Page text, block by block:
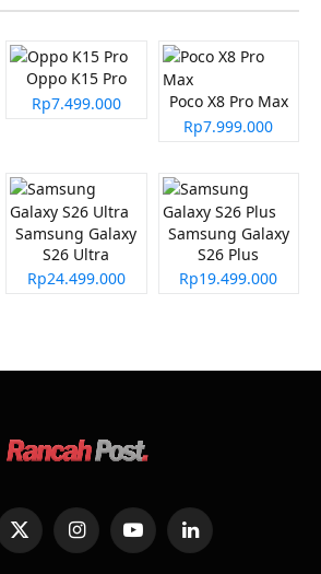
Oppo K15 Pro
Rp7.499.000
Poco X8 Pro Max
Rp7.999.000
Samsung Galaxy
S26 Ultra
Rp24.499.000
Samsung Galaxy
S26 Plus
Rp19.499.000
X
(Twitter)
InstagramYouTubeLinkedIn